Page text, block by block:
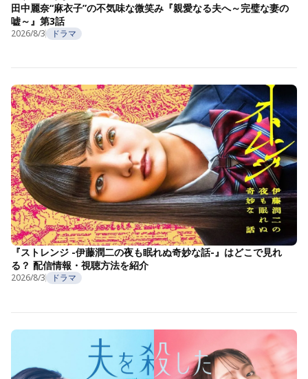
田中麗奈“麻衣子”の不気味な微笑み『親愛なる夫へ～完璧な妻の
嘘～』第3話
2026/8/3 ドラマ
『ストレンジ -伊藤潤二の夜も眠れぬ奇妙な話-』はどこで見れ
る？ 配信情報・視聴方法を紹介
2026/8/3 ドラマ